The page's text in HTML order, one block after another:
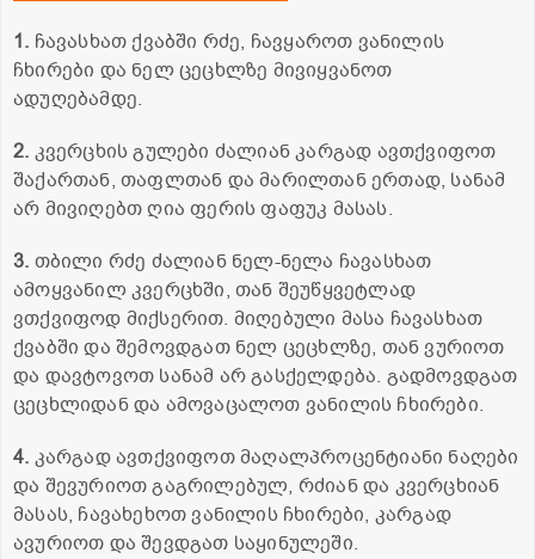
1. ჩავასხათ ქვაბში რძე, ჩავყაროთ ვანილის
ჩხირები და ნელ ცეცხლზე მივიყვანოთ
ადუღებამდე.
2. კვერცხის გულები ძალიან კარგად ავთქვიფოთ
შაქართან, თაფლთან და მარილთან ერთად, სანამ
არ მივიღებთ ღია ფერის ფაფუკ მასას.
3. თბილი რძე ძალიან ნელ-ნელა ჩავასხათ
ამოყვანილ კვერცხში, თან შეუწყვეტლად
ვთქვიფოდ მიქსერით. მიღებული მასა ჩავასხათ
ქვაბში და შემოვდგათ ნელ ცეცხლზე, თან ვურიოთ
და დავტოვოთ სანამ არ გასქელდება. გადმოვდგათ
ცეცხლიდან და ამოვაცალოთ ვანილის ჩხირები.
4. კარგად ავთქვიფოთ მაღალპროცენტიანი ნაღები
და შევურიოთ გაგრილებულ, რძიან და კვერცხიან
მასას, ჩავახეხოთ ვანილის ჩხირები, კარგად
ავურიოთ და შევდგათ საყინულეში.